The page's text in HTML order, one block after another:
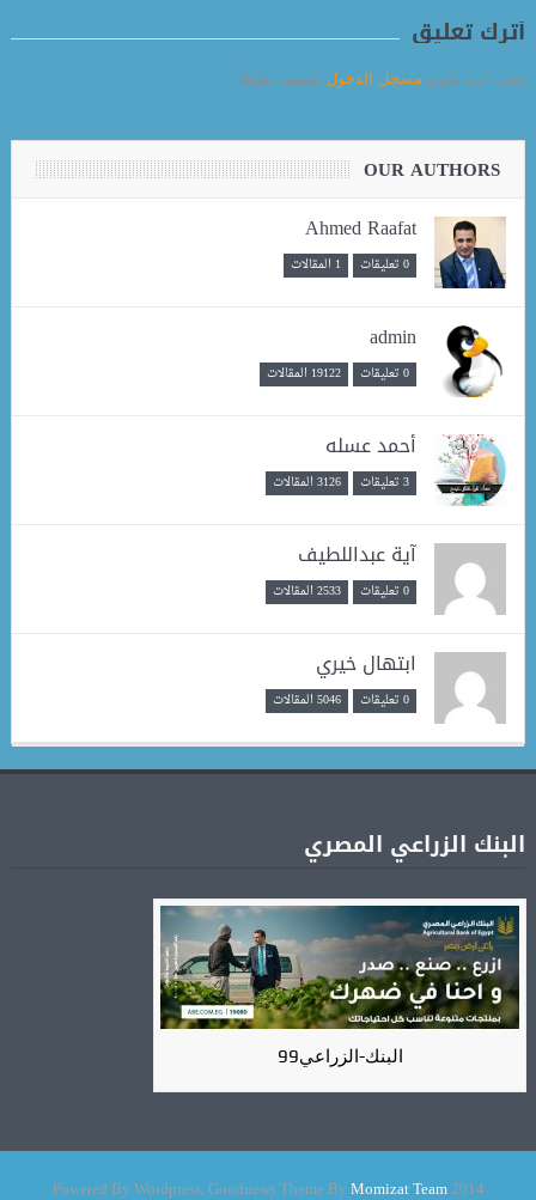
أترك تعليق
يجب أنت تكون مسجل الدخول لتضيف تعليقاً.
OUR AUTHORS
Ahmed Raafat
0 تعليقات 1 المقالات
admin
0 تعليقات 19122 المقالات
أحمد عسله
3 تعليقات 3126 المقالات
آية عبداللطيف
0 تعليقات 2533 المقالات
ابتهال خيري
0 تعليقات 5046 المقالات
البنك الزراعي المصري
البنك-الزراعي99
2014 Powered By Wordpress, Goodnews Theme By
Momizat Team